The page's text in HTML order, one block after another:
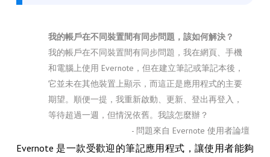
我的帳戶在不同裝置間有同步問題，該如何解決？
我的帳戶在不同裝置間有同步問題，我在網頁、手機
和電腦上使用 Evernote，但在建立筆記或筆記本後，
它並未在其他裝置上顯示，而這正是應用程式的主要
期望。順便一提，我重新啟動、更新、登出再登入，
等待超過一週，但情況依舊。我該怎麼辦？
- 問題來自 Evernote 使用者論壇
Evernote 是一款受歡迎的筆記應用程式，讓使用者能夠